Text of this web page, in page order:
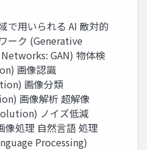
で⽤いられる AI 敵対的
ーク (Generative
GAN) 物体検
画像認識
画像分類
画像解析 超解像
ノイズ低減
像処理 ⾃然⾔語 処理
Processing)